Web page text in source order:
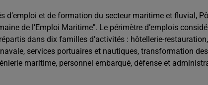
d’emploi et de formation du secteur maritime et fluvial,
de l’Emploi Maritime". Le périmètre d’emplois
dans dix familles d’activités : hôtellerie-
services portuaires et nautiques, transformation
maritime, personnel embarqué, défense et